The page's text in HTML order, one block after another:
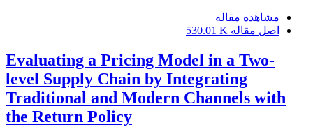
مشاهده مقاله
اصل مقاله 530.01 K
Evaluating a Pricing Model in a Two-
level Supply Chain by Integrating
Traditional and Modern Channels with
the Return Policy